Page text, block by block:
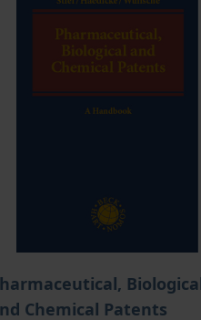
Chemical Patents
Preis dieses Titels richtet